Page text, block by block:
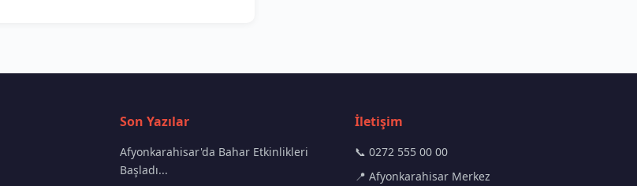
Son Yazılar
Afyonkarahisar'da Bahar Etkinlikleri
Başladı...
İletişim
📞 0272 555 00 00
📍 Afyonkarahisar Merkez